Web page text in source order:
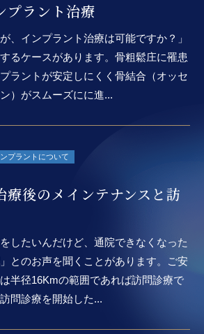
プラント治療
、インプラント治療は可能ですか？」
るケースがあります。骨粗鬆庄に罹患
ラントが安定しにくく骨結合（オッセ
）がスムーズにに進...
プラントについて
療後のメインテナンスと訪
したいんだけど、通院できなくなった
とのお声を聞くことがあります。ご安
半径16Kmの範囲であれば訪問診療で
問診療を開始した...